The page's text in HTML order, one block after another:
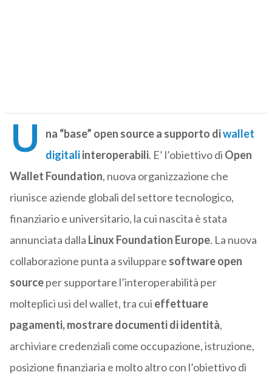
U na “base” open source a supporto diwallet
digitaliinteroperabili. E’ l’obiettivo di Open
Wallet Foundation, nuova organizzazione che
riunisce aziende globali del settore tecnologico,
finanziario e universitario, la cui nascita è stata
annunciata dalla Linux Foundation Europe. La nuova
collaborazione punta a sviluppare software open
sourceper supportare l’interoperabilità per
molteplici usi del wallet, tra cui effettuare
pagamenti, mostrare documenti di identità,
archiviare credenziali come occupazione, istruzione,
posizione finanziaria e molto altro con l’obiettivo di